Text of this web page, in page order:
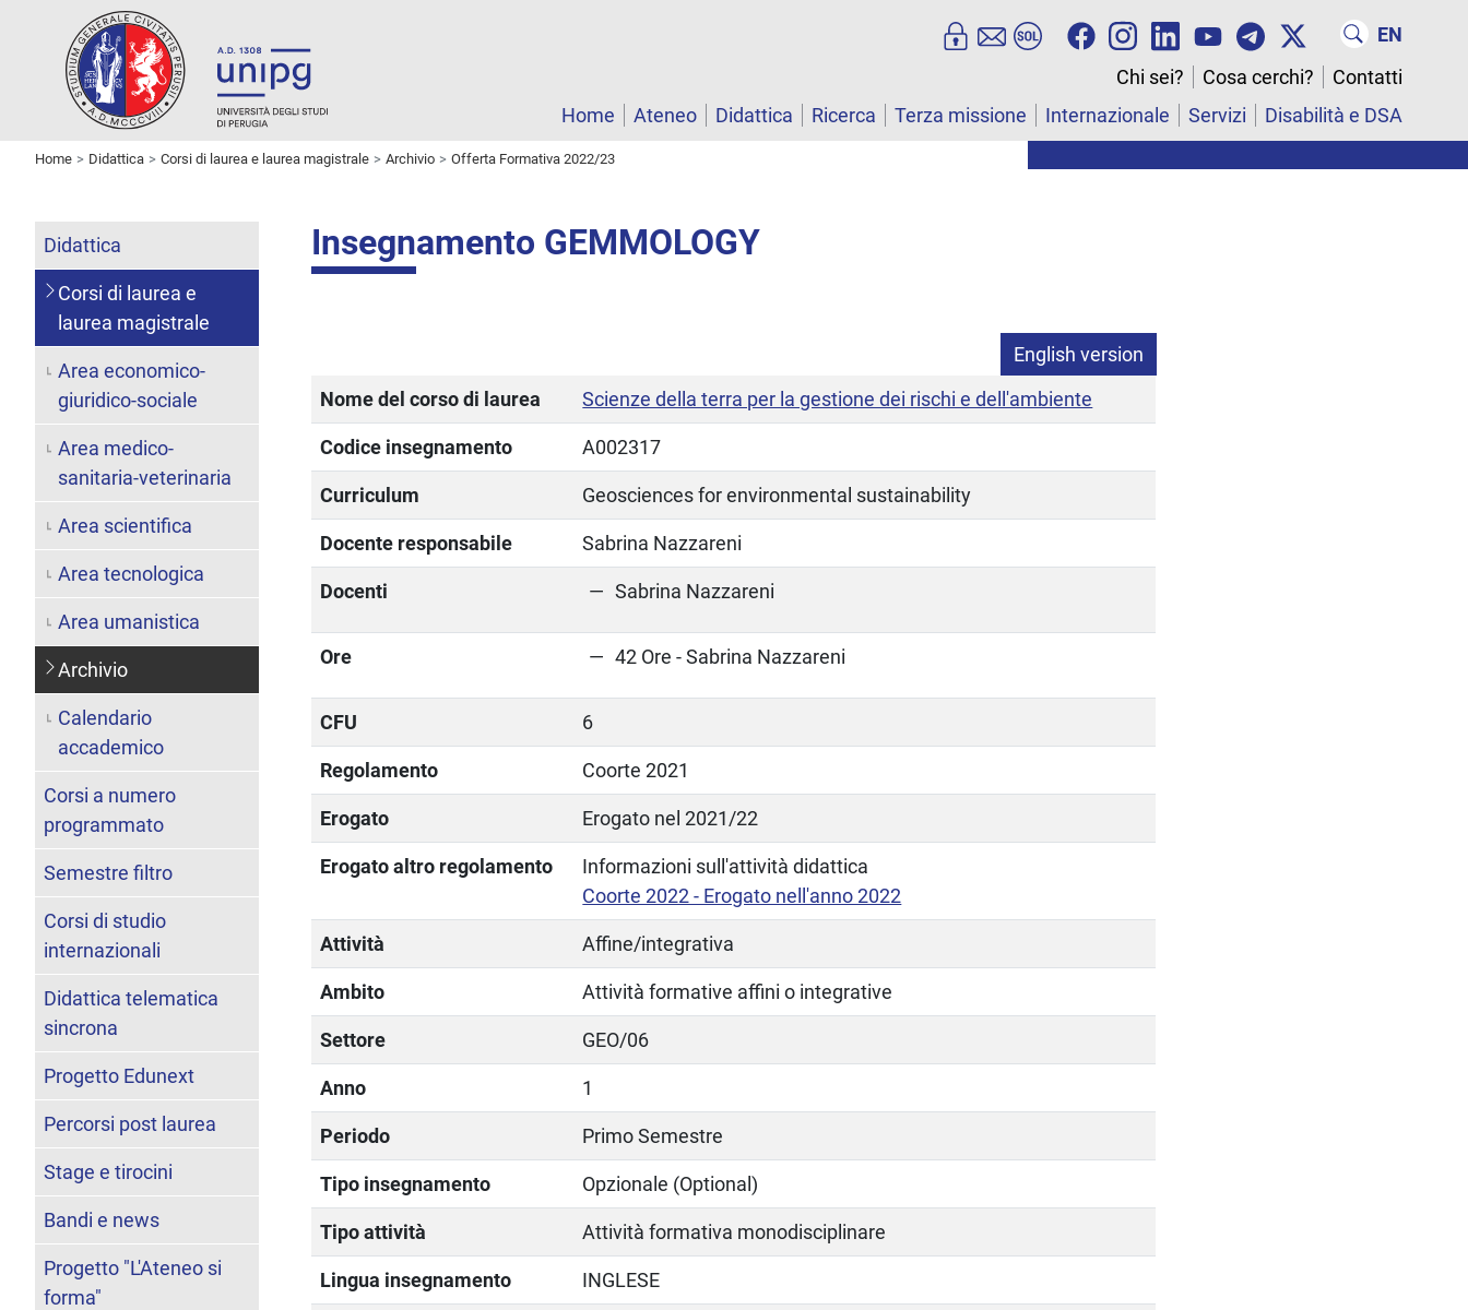
EN
Chi sei?
Cosa cerchi?
Contatti
Home
Ateneo Didattica Ricerca Terza missione Internazionale Servizi Disabilità e DSA
Home Didattica Corsi di laurea e laurea magistrale Archivio Offerta Formativa 2022/23
Insegnamento GEMMOLOGY
English version
Nome del corso di laurea
Scienze della terra per la gestione dei rischi e dell'ambiente
Codice insegnamento A002317
Curriculum Geosciences for environmental sustainability
Docente responsabile Sabrina Nazzareni
Docenti Sabrina Nazzareni
Ore 42 Ore - Sabrina Nazzareni
CFU 6
Regolamento Coorte 2021
Erogato Erogato nel 2021/22
Erogato altro regolamento
Informazioni sull'attività didattica
Coorte 2022 - Erogato nell'anno 2022
Attività Affine/integrativa
Ambito Attività formative affini o integrative
Settore GEO/06
Anno 1
Periodo Primo Semestre
Tipo insegnamento Opzionale (Optional)
Tipo attività Attività formativa monodisciplinare
Lingua insegnamento INGLESE
Didattica
Corsi di laurea e
laurea magistrale
Area economico-
giuridico-sociale
Area medico-
sanitaria-veterinaria
Area scientifica
Area tecnologica
Area umanistica
Archivio
Calendario
accademico
Corsi a numero
programmato
Semestre filtro
Corsi di studio
internazionali
Didattica telematica
sincrona
Progetto Edunext
Percorsi post laurea
Stage e tirocini
Bandi e news
Progetto "L'Ateneo si
forma"